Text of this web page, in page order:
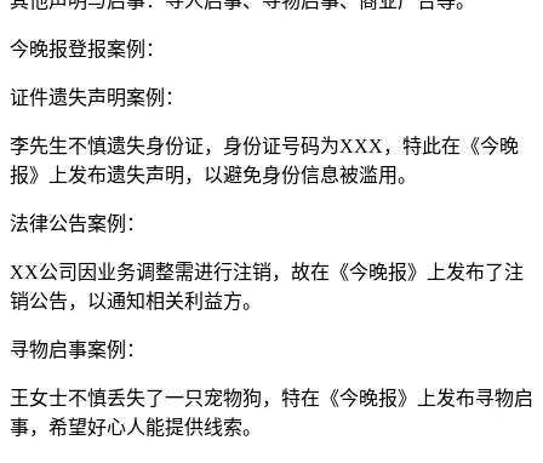
今晚报登报案例：
证件遗失声明案例：
李先生不慎遗失身份证，身份证号码为XXX，特此在《今晚
报》上发布遗失声明，以避免身份信息被滥用。
法律公告案例：
XX公司因业务调整需进行注销，故在《今晚报》上发布了注
销公告，以通知相关利益方。
寻物启事案例：
王女士不慎丢失了一只宠物狗，特在《今晚报》上发布寻物启
事，希望好心人能提供线索。